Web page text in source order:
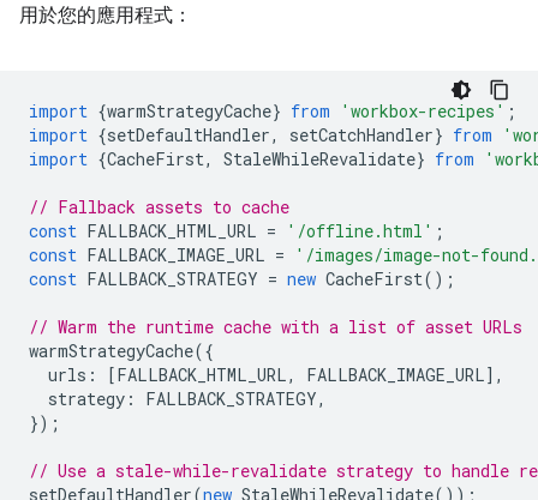
用於您的應用程式：
import {warmStrategyCache} from 'workbox-recipes' ;
import {setDefaultHandler, setCatchHandler} from
import {CacheFirst, StaleWhileRevalidate} from
// Fallback assets to cache
const FALLBACK_HTML_URL = '/offline.html' ;
const FALLBACK_IMAGE_URL =
'/images/image-not-
const FALLBACK_STRATEGY = new CacheFirst();
// Warm the runtime cache with a list of asset URLs
warmStrategyCache({
urls : [FALLBACK_HTML_URL, FALLBACK_IMAGE_URL],
strategy : FALLBACK_STRATEGY,
});
// Use a stale-while-revalidate strategy to handle
setDefaultHandler(new StaleWhileRevalidate());